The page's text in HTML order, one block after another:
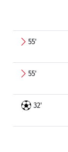
55'
55'
32'